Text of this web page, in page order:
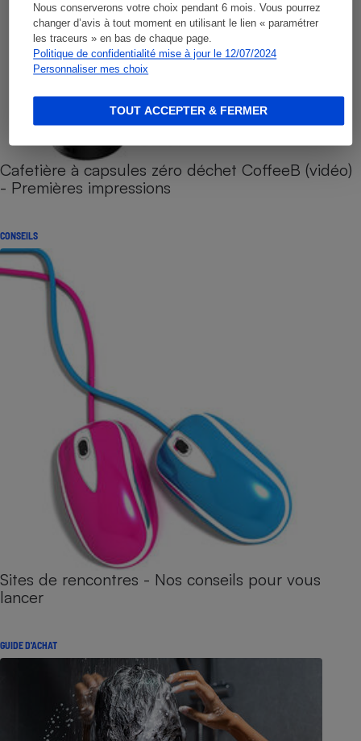
Nous conserverons votre choix pendant 6 mois. Vous pourrez
changer d’avis à tout moment en utilisant le lien « paramétrer
les traceurs » en bas de chaque page.
Politique de confidentialité mise à jour le 12/07/2024
Personnaliser mes choix
TOUT ACCEPTER & FERMER
Cafetière à capsules zéro déchet CoffeeB (vidéo)
- Premières impressions
CONSEILS
Sites de rencontres - Nos conseils pour vous
lancer
GUIDE D'ACHAT